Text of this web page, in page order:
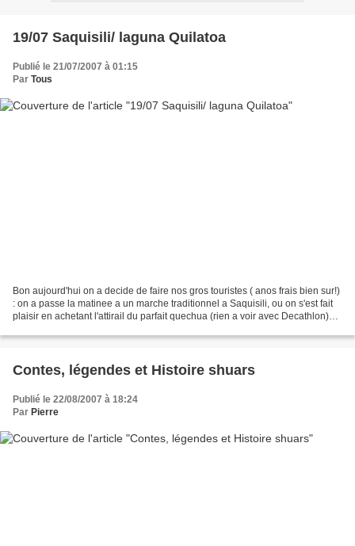
19/07 Saquisili/ laguna Quilatoa
Publié le 21/07/2007 à 01:15
Par Tous
Bon aujourd'hui on a decide de faire nos gros touristes ( anos frais bien sur!)
: on a passe la matinee a un marche traditionnel a Saquisili, ou on s'est fait
plaisir en achetant l'attirail du parfait quechua (rien a voir avec Decathlon)
Contes, légendes et Histoire shuars
Publié le 22/08/2007 à 18:24
Par Pierre